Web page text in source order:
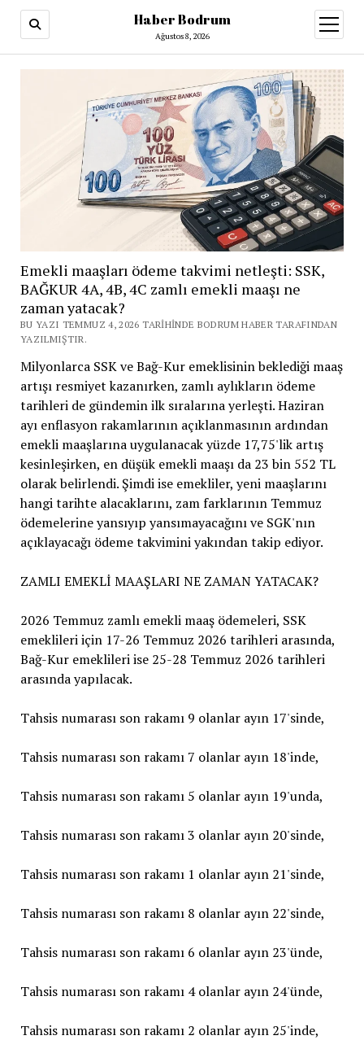
Haber Bodrum
Ağustos 8, 2026
aç
Emekli maaşları ödeme takvimi netleşti: SSK,
BAĞKUR 4A, 4B, 4C zamlı emekli maaşı ne
zaman yatacak?
BU YAZI TEMMUZ 4, 2026 TARIHINDE BODRUM HABER TARAFINDAN
YAZILMIŞTIR.
Milyonlarca SSK ve Bağ-Kur emeklisinin beklediği maaş
artışı resmiyet kazanırken, zamlı aylıkların ödeme
tarihleri de gündemin ilk sıralarına yerleşti. Haziran
ayı enflasyon rakamlarının açıklanmasının ardından
emekli maaşlarına uygulanacak yüzde 17,75'lik artış
kesinleşirken, en düşük emekli maaşı da 23 bin 552 TL
olarak belirlendi. Şimdi ise emekliler, yeni maaşlarını
hangi tarihte alacaklarını, zam farklarının Temmuz
ödemelerine yansıyıp yansımayacağını ve SGK'nın
açıklayacağı ödeme takvimini yakından takip ediyor.
ZAMLI EMEKLİ MAAŞLARI NE ZAMAN YATACAK?
2026 Temmuz zamlı emekli maaş ödemeleri, SSK
emeklileri için 17-26 Temmuz 2026 tarihleri arasında,
Bağ-Kur emeklileri ise 25-28 Temmuz 2026 tarihleri
arasında yapılacak.
Tahsis numarası son rakamı 9 olanlar ayın 17'sinde,
Tahsis numarası son rakamı 7 olanlar ayın 18'inde,
Tahsis numarası son rakamı 5 olanlar ayın 19'unda,
Tahsis numarası son rakamı 3 olanlar ayın 20'sinde,
Tahsis numarası son rakamı 1 olanlar ayın 21'sinde,
Tahsis numarası son rakamı 8 olanlar ayın 22'sinde,
Tahsis numarası son rakamı 6 olanlar ayın 23'ünde,
Tahsis numarası son rakamı 4 olanlar ayın 24'ünde,
Tahsis numarası son rakamı 2 olanlar ayın 25'inde,